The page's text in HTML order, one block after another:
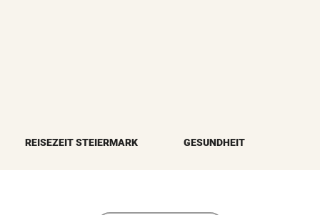
REISEZEIT STEIERMARK GESUNDHEIT